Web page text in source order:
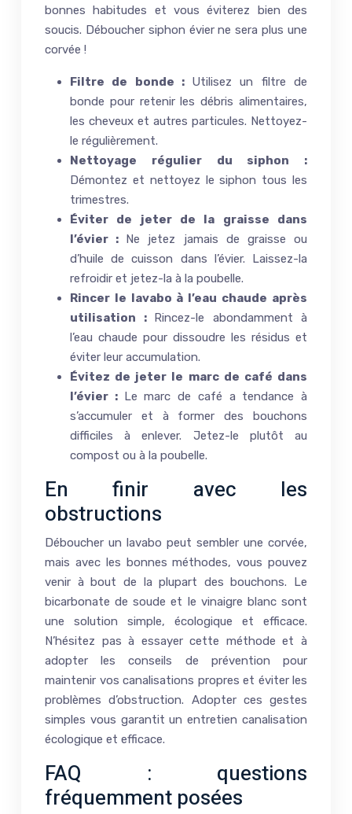
bonnes habitudes et vous éviterez bien des
soucis. Déboucher siphon évier ne sera plus une
corvée !
Filtre de bonde : Utilisez un filtre de
bonde pour retenir les débris alimentaires,
les cheveux et autres particules. Nettoyez-
le régulièrement.
Nettoyage régulier du siphon :
Démontez et nettoyez le siphon tous les
trimestres.
Éviter de jeter de la graisse dans
l’évier : Ne jetez jamais de graisse ou
d’huile de cuisson dans l’évier. Laissez-la
refroidir et jetez-la à la poubelle.
Rincer le lavabo à l’eau chaude après
utilisation : Rincez-le abondamment à
l’eau chaude pour dissoudre les résidus et
éviter leur accumulation.
Évitez de jeter le marc de café dans
l’évier : Le marc de café a tendance à
s’accumuler et à former des bouchons
difficiles à enlever. Jetez-le plutôt au
compost ou à la poubelle.
En finir avec les
obstructions
Déboucher un lavabo peut sembler une corvée,
mais avec les bonnes méthodes, vous pouvez
venir à bout de la plupart des bouchons. Le
bicarbonate de soude et le vinaigre blanc sont
une solution simple, écologique et efficace.
N’hésitez pas à essayer cette méthode et à
adopter les conseils de prévention pour
maintenir vos canalisations propres et éviter les
problèmes d’obstruction. Adopter ces gestes
simples vous garantit un entretien canalisation
écologique et efficace.
FAQ : questions
fréquemment posées